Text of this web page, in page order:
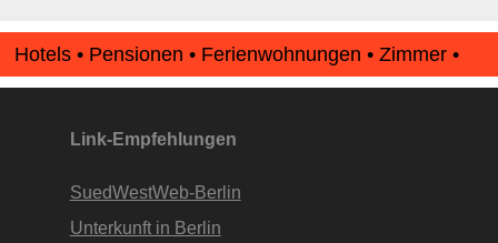
Hotels • Pensionen • Ferienwohnungen • Zimmer •
Apartments • www.Finde-Unterkunft.de
Link-Empfehlungen
SuedWestWeb-Berlin
Unterkunft in Berlin